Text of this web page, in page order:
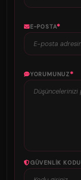
E-POSTA*
YORUMUNUZ*
GÜVENLIK KODU